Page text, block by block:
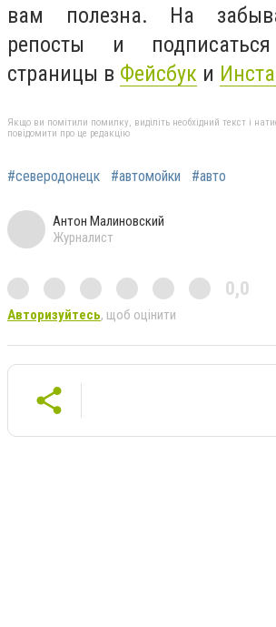
вам полезна. На
репосты и
страницы в Фейсбук и
Якщо ви помітили помилку, виділіть необхідний текст і
повідомити про це редакцію
#северодонецк #автомойки #авто
Антон Малиновский
Журналист
0,0
Авторизуйтесь, щоб оцінити